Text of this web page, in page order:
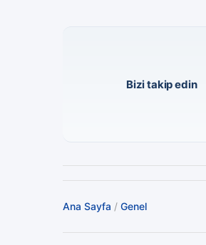
Bizi takip edin
Ana Sayfa / Genel